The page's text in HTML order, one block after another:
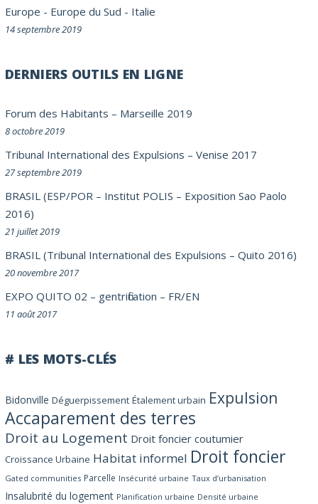
Europe - Europe du Sud - Italie
14 septembre 2019
DERNIERS OUTILS EN LIGNE
Forum des Habitants – Marseille 2019
8 octobre 2019
Tribunal International des Expulsions – Venise 2017
27 septembre 2019
BRASIL (ESP/POR – Institut POLIS – Exposition Sao Paolo
2016)
21 juillet 2019
BRASIL (Tribunal International des Expulsions – Quito 2016)
20 novembre 2017
EXPO QUITO 02 – gentrification – FR/EN
11 août 2017
# LES MOTS-CLÉS
Bidonville Déguerpissement Étalement urbain Expulsion
Accaparement des terres
Droit au Logement Droit foncier coutumier
Croissance Urbaine Habitat informel Droit foncier
Gated communities Parcelle Insécurité urbaine Taux d’urbanisation
Insalubrité du logement Planification urbaine Densité urbaine